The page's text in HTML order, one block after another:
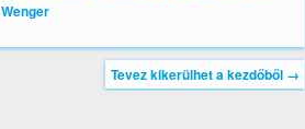
Wenger
Tevez kikerülhet a kezdőből →